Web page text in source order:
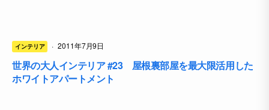
インテリア · 2011年7月9日
世界の大人インテリア #23 屋根裏部屋を最大限活用した
ホワイトアパートメント